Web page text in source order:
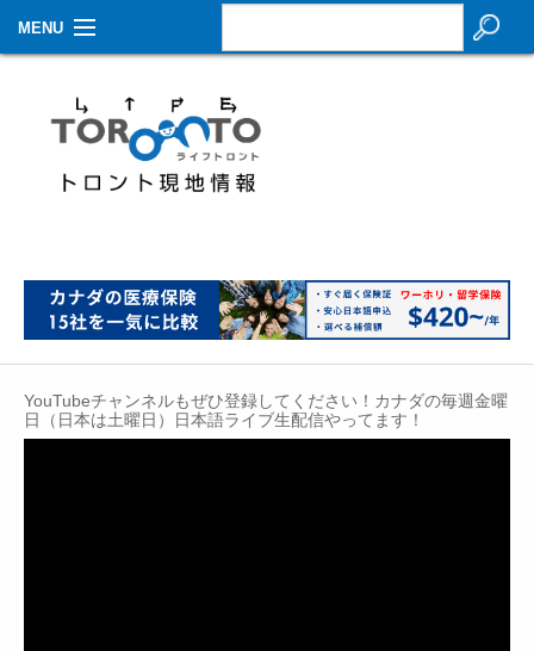
MENU
生活情報
その他
イベントカレンダー
Contact
YouTubeチャンネルもぜひ登録してください！カナダの毎週金曜
日（日本は土曜日）日本語ライブ生配信やってます！